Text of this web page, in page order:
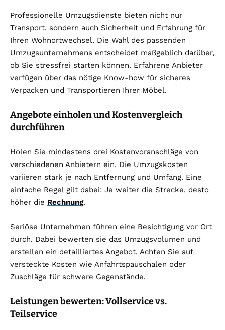
Professionelle Umzugsdienste bieten nicht nur
Transport, sondern auch Sicherheit und Erfahrung für
Ihren Wohnortwechsel. Die Wahl des passenden
Umzugsunternehmens entscheidet maßgeblich darüber,
ob Sie stressfrei starten können. Erfahrene Anbieter
verfügen über das nötige Know-how für sicheres
Verpacken und Transportieren Ihrer Möbel.
Angebote einholen und Kostenvergleich
durchführen
Holen Sie mindestens drei Kostenvoranschläge von
verschiedenen Anbietern ein. Die Umzugskosten
variieren stark je nach Entfernung und Umfang. Eine
einfache Regel gilt dabei: Je weiter die Strecke, desto
höher die Rechnung.
Seriöse Unternehmen führen eine Besichtigung vor Ort
durch. Dabei bewerten sie das Umzugsvolumen und
erstellen ein detailliertes Angebot. Achten Sie auf
versteckte Kosten wie Anfahrtspauschalen oder
Zuschläge für schwere Gegenstände.
Leistungen bewerten: Vollservice vs.
Teilservice